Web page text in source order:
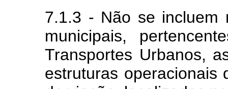
7.1.3 - Não se incluem
municipais,
Transportes Urbanos,
estruturas operacionais